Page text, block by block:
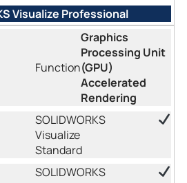
Visualize Professional
Graphics
Processing Unit
(GPU)
Accelerated
Rendering